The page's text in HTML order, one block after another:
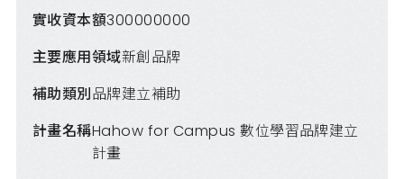
實收資本額300000000
主要應用領域新創品牌
補助類別品牌建立補助
計畫名稱Hahow for Campus 數位學習品牌建立
計畫